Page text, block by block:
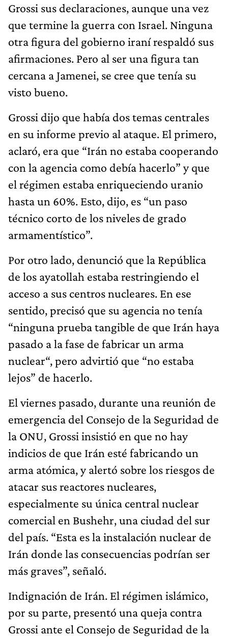
Grossi sus declaraciones, aunque una vez
que termine la guerra con Israel. Ninguna
otra figura del gobierno iraní respaldó sus
afirmaciones. Pero al ser una figura tan
cercana a Jamenei, se cree que tenía su
visto bueno.
Grossi dijo que había dos temas centrales
en su informe previo al ataque. El primero,
aclaró, era que “Irán no estaba cooperando
con la agencia como debía hacerlo” y que
el régimen estaba enriqueciendo uranio
hasta un 60%. Esto, dijo, es “un paso
técnico corto de los niveles de grado
armamentístico”.
Por otro lado, denunció que la República
de los ayatollah estaba restringiendo el
acceso a sus centros nucleares. En ese
sentido, precisó que su agencia no tenía
“ninguna prueba tangible de que Irán haya
pasado a la fase de fabricar un arma
nuclear“, pero advirtió que “no estaba
lejos” de hacerlo.
El viernes pasado, durante una reunión de
emergencia del Consejo de la Seguridad de
la ONU, Grossi insistió en que no hay
indicios de que Irán esté fabricando un
arma atómica, y alertó sobre los riesgos de
atacar sus reactores nucleares,
especialmente su única central nuclear
comercial en Bushehr, una ciudad del sur
del país. “Esta es la instalación nuclear de
Irán donde las consecuencias podrían ser
más graves”, señaló.
Indignación de Irán. El régimen islámico,
por su parte, presentó una queja contra
Grossi ante el Consejo de Seguridad de la